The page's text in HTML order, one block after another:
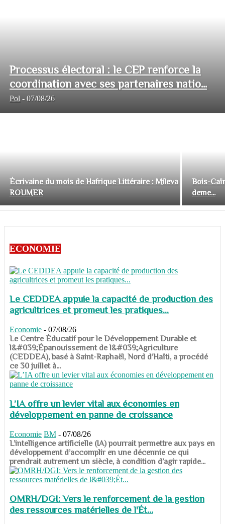
Processus électoral : le CEP renforce la
coordination avec ses partenaires natio...
Pol - 07/08/26
Écrivaine du mois de Hafrique Littéraire : Mileva
ROUMER
Bois-
deme...
ECONOMIE
Le CEDDEA appuie la capacité de production des
agricultrices et promeut les pratiques...
Economie - 07/08/26
​​​​​​​Le Centre Éducatif pour le Développement Durable et
l&#039;Épanouissement de l&#039;Agriculture
(CEDDEA), basé à Saint-Raphaël, Nord d’Haïti, a procédé
ce 30 juillet à...
L’IA offre un levier vital aux économies en
développement en panne de croissance
Economie BM - 07/08/26
​​​​​​​L’intelligence artificielle (IA) pourrait permettre aux pays en
développement d’accomplir en une décennie ce qui
prendrait autrement un siècle, à condition d’agir rapide...
OMRH/DGI: Vers le renforcement de la gestion
des ressources matérielles de l'Ét...